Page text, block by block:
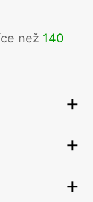
než 140